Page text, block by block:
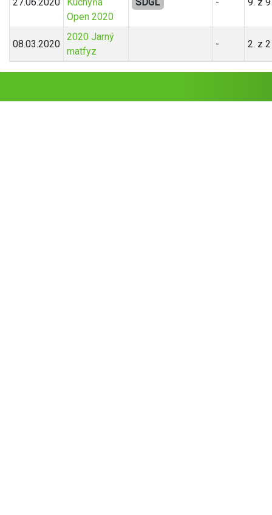
27.06.2020
Kuchyňa
Open 2020
SDGL - 9. z
08.03.2020
2020 Jarný
matfyz
- 2. z